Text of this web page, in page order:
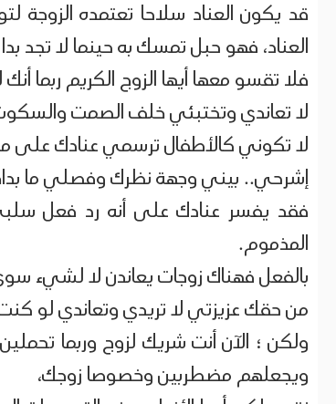
قد يكون العناد سلاحا تعتمده الزوجة
العناد، فهو حبل تمسك به حينما لا تجد
فلا تقسو معها أيها الزوج الكريم ربما
لا تعاندي وتختبئي خلف الصمت
لا تكوني كالأطفال ترسمي عنادك على
إشرحي.. بيني وجهة نظرك وفصلي ما
فقد يفسر عنادك على أنه رد فعل
المذموم.
بالفعل فهناك زوجات يعاندن لا لشيء
من حقك عزيزتي لا تريدي وتعاندي لو
ولكن ؛ الآن أنت شريك لزوج وربما
ويجعلهم مضطربين وخصوصا زوجك،